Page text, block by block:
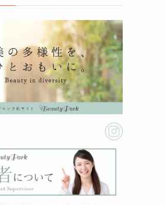
★★ ★ ★ 5.0
、受付、カウンセリング、施術すべて丁
きありがとうございました。眉毛のアー
2回目の利用でした。初回も今回もひとつ
明していただいたので安心して施術を受け
した。施術中も痛みのことをとても気にか
かったです。クリニックもとても綺麗で
ちも優しく対応してくださります。また機
ろしくお願いいたします。
続きを見る